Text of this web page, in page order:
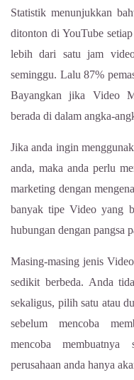
Statistik menunjukkan
ditonton di YouTube
lebih dari satu jam
seminggu. Lalu 87%
Bayangkan jika Video
berada di dalam angka-
Jika anda ingin
anda, maka anda perlu
marketing dengan
banyak tipe Video yang
hubungan dengan pangsa
Masing-masing jenis
sedikit berbeda. Anda
sekaligus, pilih satu atau
sebelum mencoba
mencoba membuatnya
perusahaan anda hanya